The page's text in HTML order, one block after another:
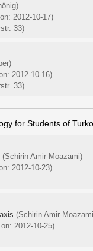
2012-10-17)
33)
2012-10-16)
33)
for Students of
(Schirin Amir-Moazami)
2012-10-23)
(Schirin Amir-
2012-10-25)